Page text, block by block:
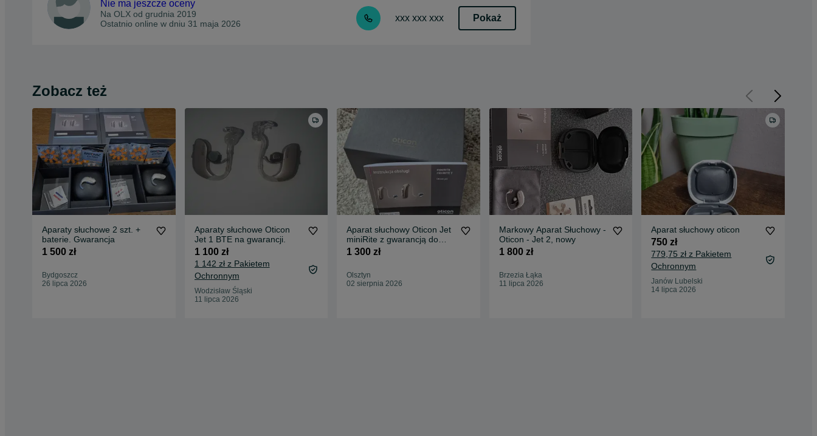
Nie ma jeszcze oceny
Na OLX od grudnia 2019
Ostatnio online w dniu 31 maja 2026
xxx xxx xxx Pokaż
Zobacz też
Aparaty słuchowe 2 szt. +
baterie. Gwarancja
1 500 zł
Bydgoszcz
26 lipca 2026
Aparaty słuchowe Oticon
Jet 1 BTE na gwarancji.
1 100 zł
1 142 zł z Pakietem
Ochronnym
Wodzisław Śląski
11 lipca 2026
Aparat słuchowy Oticon Jet
miniRite z gwarancją do
04.2028
1 300 zł
Olsztyn
02 sierpnia 2026
Markowy Aparat Słuchowy -
Oticon - Jet 2, nowy
1 800 zł
Brzezia Łąka
11 lipca 2026
Aparat słuchowy oticon
750 zł
779,75 zł z Pakietem
Ochronnym
Janów Lubelski
14 lipca 2026